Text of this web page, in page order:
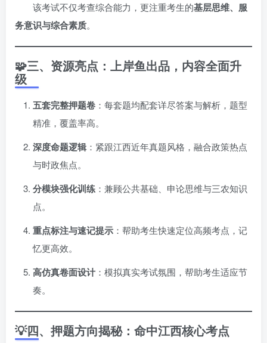
该考试不仅考查综合能力，更注重考生的基层思维、服
务意识与综合素质。
🧩三、资源亮点：上岸鱼出品，内容全面升
级
五套完整押题卷 ：每套题均配套详尽答案与解析，题型
精准，覆盖率高。
深度命题逻辑：紧跟江西近年真题风格，融合政策热点
与时政焦点。
分模块强化训练 ：兼顾公共基础、申论思维与三农知识
点。
重点标注与速记提示 ：帮助考生快速定位高频考点，记
忆更高效。
高仿真卷面设计：模拟真实考试氛围，帮助考生适应节
奏。
💡四、押题方向揭秘：命中江西核心考点